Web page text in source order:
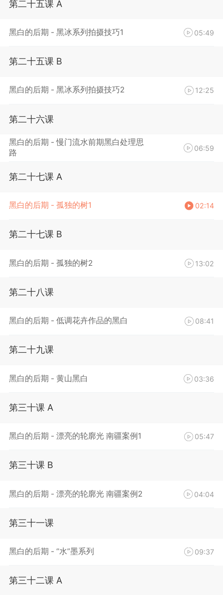
第二十五课 A
黑白的后期 - 黑冰系列拍摄技巧1 05:49
第二十五课 B
黑白的后期 - 黑冰系列拍摄技巧2 12:25
第二十六课
黑白的后期 - 慢门流水前期黑白处理思
路
06:59
第二十七课 A
黑白的后期 - 孤独的树1 02:14
第二十七课 B
黑白的后期 - 孤独的树2 13:02
第二十八课
黑白的后期 - 低调花卉作品的黑白 08:41
第二十九课
黑白的后期 - 黄山黑白 03:36
第三十课 A
黑白的后期 - 漂亮的轮廓光 南疆案例1 05:47
第三十课 B
黑白的后期 - 漂亮的轮廓光 南疆案例2 04:04
第三十一课
黑白的后期 - “水”墨系列 09:37
第三十二课 A